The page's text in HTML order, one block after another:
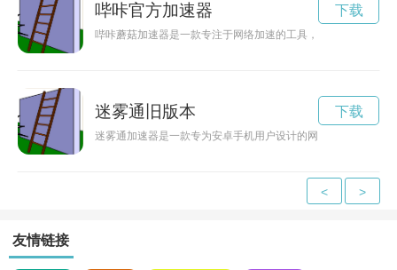
哔咔官方加速器
哔咔蘑菇加速器是一款专注于网络加速的工具，通过优化网络
下载
迷雾通旧版本
迷雾通加速器是一款专为安卓手机用户设计的网络加速工具，
下载
< >
友情链接